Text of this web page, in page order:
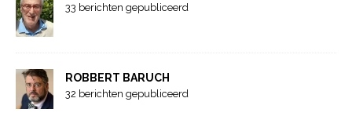
33 berichten gepubliceerd
ROBBERT BARUCH
32 berichten gepubliceerd